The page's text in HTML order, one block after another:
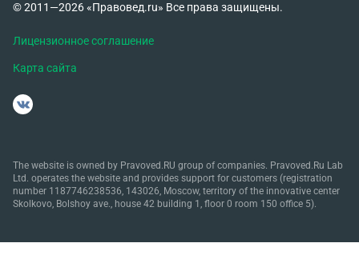
© 2011—2026 «Правовед.ru» Все права защищены.
Лицензионное соглашение
Карта сайта
The website is owned by Pravoved.RU group of companies. Pravoved.Ru Lab
Ltd. operates the website and provides support for customers (registration
number 1187746238536, 143026, Moscow, territory of the innovative center
Skolkovo, Bolshoy ave., house 42 building 1, floor 0 room 150 office 5).